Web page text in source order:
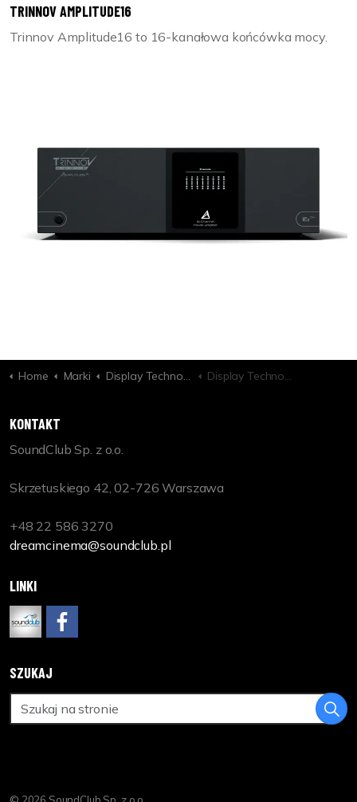
TRINNOV AMPLITUDE16
Trinnov Amplitude16 to 16-kanałowa końcówka mocy.
Home Marki Display Technologies Display Technologies Mask 2TB - Top and Bottom Masking Projection Screen - 1.78:1 Aspect
KONTAKT
SoundClub Sp. z o.o.
Skrzetuskiego 42, 02-726 Warszawa
+48 22 586 3270
dreamcinema@soundclub.pl
LINKI
SZUKAJ